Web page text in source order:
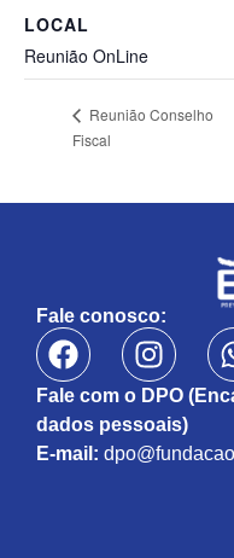
LOCAL
Reunião OnLine
Reunião Conselho
Fiscal
Fale conosco:
Fale com o DPO
dados pessoais)
E-mail: